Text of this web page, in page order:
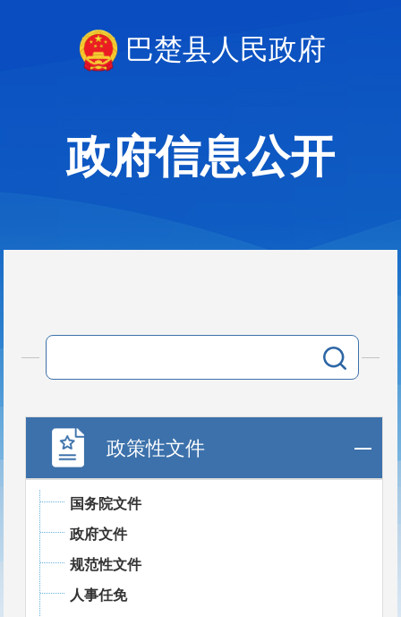
巴楚县人民政府
政府信息公开
政策性文件
国务院文件
政府文件
规范性文件
人事任免